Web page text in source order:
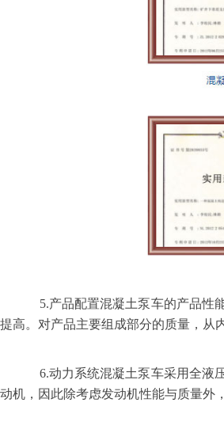
5.产品配置混凝土泵车的产品性
提高。对产品主要组成部分的质量，从
6.动力系统混凝土泵车采用全液
动机，因此除考虑发动机性能与质量外